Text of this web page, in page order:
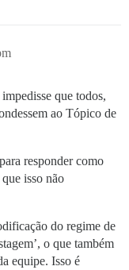
que todos,
ao Tópico de
responder como
isso não
do regime de
o que também
equipe. Isso é